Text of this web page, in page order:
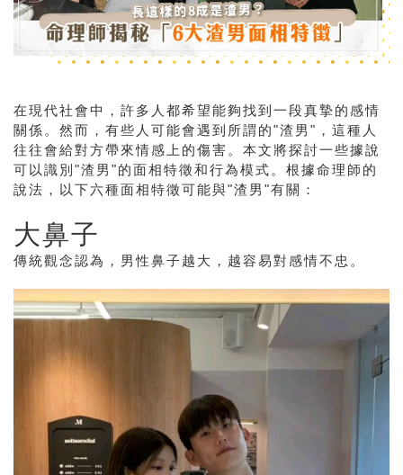
在現代社會中，許多人都希望能夠找到一段真摯的感情
關係。然而，有些人可能會遇到所謂的"渣男"，這種人
往往會給對方帶來情感上的傷害。本文將探討一些據說
可以識別"渣男"的面相特徵和行為模式。根據命理師的
說法，以下六種面相特徵可能與"渣男"有關：
大鼻子
傳統觀念認為，男性鼻子越大，越容易對感情不忠。